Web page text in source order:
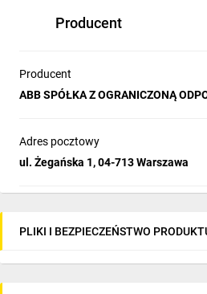
sterowniczych jako ochrona
Producent
Producent
ABB SPÓŁKA Z OGRANICZONĄ
Adres pocztowy
ul. Żegańska 1, 04-713 Warszawa
PLIKI I BEZPIECZEŃSTWO